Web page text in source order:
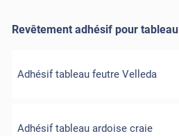
Revêtement adhésif pour tableau
Adhésif tableau feutre Velleda
Adhésif tableau ardoise craie